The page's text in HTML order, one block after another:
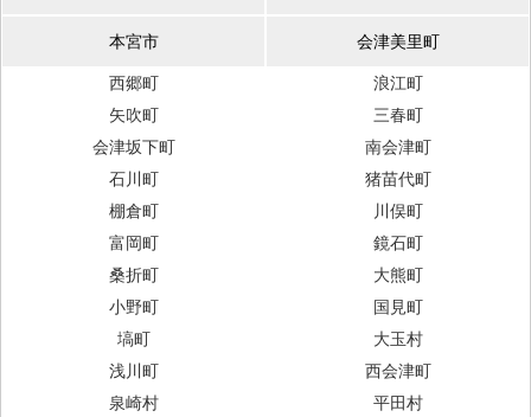
本宮市 会津美里町
西郷町
浪江町
矢吹町
三春町
会津坂下町
南会津町
石川町
猪苗代町
棚倉町
川俣町
富岡町
鏡石町
桑折町
大熊町
小野町
国見町
塙町
大玉村
浅川町
西会津町
泉崎村
平田村